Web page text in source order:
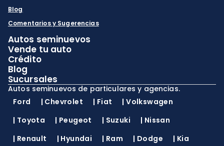
Blog
Comentarios y Sugerencias
Autos seminuevos
Vende tu auto
Crédito
Blog
Sucursales
Autos seminuevos de particulares y agencias.
Ford
| Chevrolet | Fiat |Volkswagen
| Toyota | Peugeot | Suzuki | Nissan
| Renault | Hyundai | Ram | Dodge | Kia